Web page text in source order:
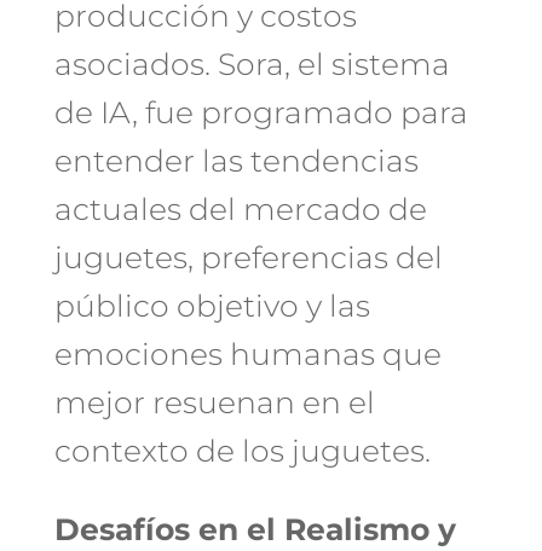
producción y costos
asociados. Sora, el sistema
de IA, fue programado para
entender las tendencias
actuales del mercado de
juguetes, preferencias del
público objetivo y las
emociones humanas que
mejor resuenan en el
contexto de los juguetes.
Desafíos en el Realismo y